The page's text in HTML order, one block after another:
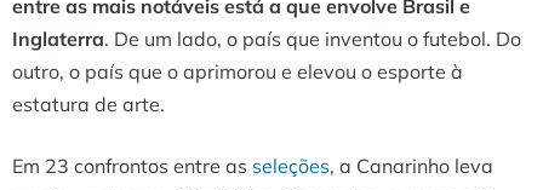
entre as mais notáveis está a que envolve Brasil e
Inglaterra. De um lado, o país que inventou o futebol. Do
outro, o país que o aprimorou e elevou o esporte à
estatura de arte.
Em 23 confrontos entre as seleções, a Canarinho leva